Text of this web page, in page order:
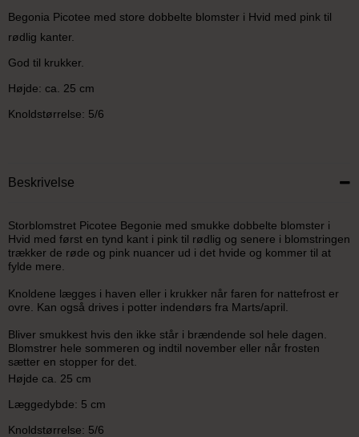
Begonia Picotee med store dobbelte blomster i Hvid med pink til
rødlig kanter.
God til krukker.
Højde: ca. 25 cm
Knoldstørrelse: 5/6
Beskrivelse
Storblomstret Picotee Begonie med smukke dobbelte blomster i
Hvid med først en tynd kant i pink til rødlig og senere i blomstringen
trækker de røde og pink nuancer ud i det hvide og kommer til at
fylde mere.
Knoldene lægges i haven eller i krukker når faren for nattefrost er
ovre. Kan også drives i potter indendørs fra Marts/april.
Bliver smukkest hvis den ikke står i brændende sol hele dagen.
Blomstrer hele sommeren og indtil november eller når frosten
sætter en stopper for det.
Højde ca. 25 cm
Læggedybde: 5 cm
Knoldstørrelse: 5/6